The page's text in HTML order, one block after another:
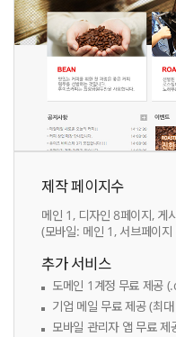
제작 페이지수
메인 1, 디자인 8페이지, 게
(모바일: 메인 1, 서브페이
추가 서비스
도메인 1계정 무료 제
기업 메일 무료 제공 (최
모바일 관리자 앱 무료 제